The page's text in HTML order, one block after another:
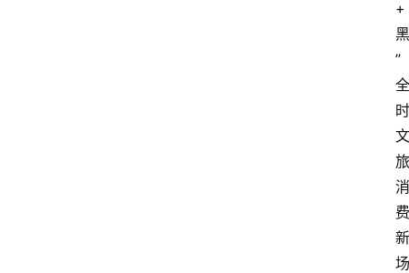
+
黑
”
全
时
文
旅
消
费
新
场